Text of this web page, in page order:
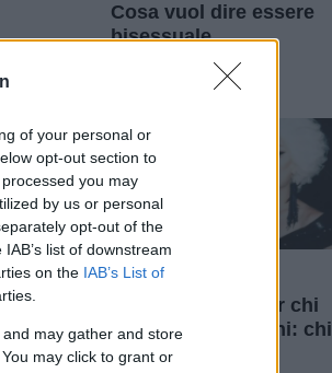
of your personal or
opt-out section to
you may
by us or personal
opt-out of the
list of downstream
on the IAB’s List of
may gather and store
may click to grant or
Cosa vuol dire essere
bisessuale,
demisessuale o
pansessuale
Diversity
Il drag è anche per chi
"interpreta" uomini: chi
sono i drag king